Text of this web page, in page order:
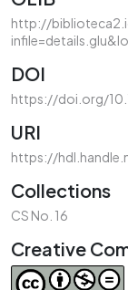
http://
DOI
https://doi.org/
URI
https://
Collections
CS No. 16
Creative